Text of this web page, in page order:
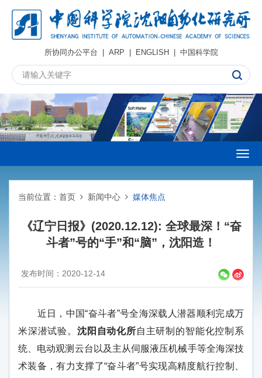
所协同办公平台 | ARP | ENGLISH| 中国科学院
当前位置： 首页 新闻中心 媒体焦点
《辽宁日报》(2020.12.12): 全球最深！“奋
斗者”号的“手”和“脑”，沈阳造！
发布时间：2020-12-14
近日，中国“奋斗者”号全海深载人潜器顺利完成万
米深潜试验。 沈阳自动化所自主研制的智能化控制系
统、电动观测云台以及主从伺服液压机械手等全海深技
术装备，有力支撑了“奋斗者”号实现高精度航行控制、